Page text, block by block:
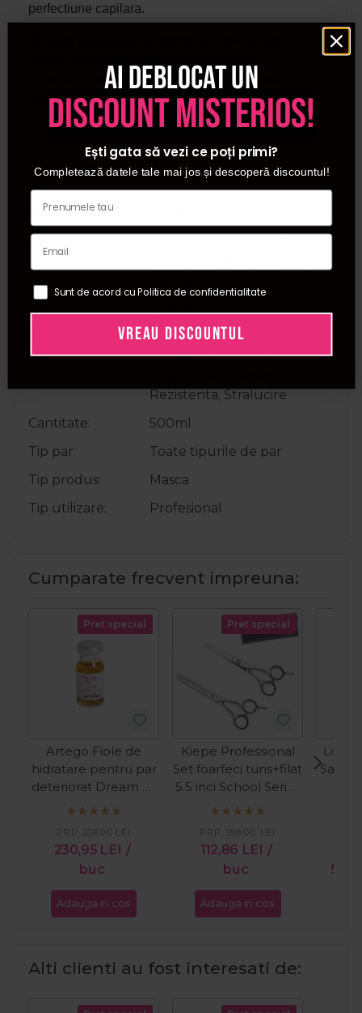
perfectiune capilara.
📜Declaratie de conformitate ProCosmetic.
✅Procosmetic este distribuitor autorizat Lakme.
Detalii
SKU
Categorii
Catifelare, Efect emolient,
Hidratare, Hranire,
Rezistenta, Stralucire
Cantitate
500ml
Tip par
Toate tipurile de par
Tip produs
Masca
Tip utilizare
Profesional
Cumparate frecvent impreuna:
Pret special
Artego Fiole de
hidratare pentru par
deteriorat Dream K-
Lotion 12 fiole
230,95 LEI /
buc
PRP: 236,00 LEI
Adauga in cos
Pret special
Kiepe Professional
Set foarfeci tuns+filat
5.5 inci School Series
Regular
112,86 LEI /
buc
PRP: 188,00 LEI
Adauga in cos
Alti clienti au fost interesati de:
Ai deblocat un
discount misterios!
Ești gata să vezi ce poți primi?
Completează datele tale mai jos și descoperă discountul!
Sunt de acord cu Politica de confidentialitate
VREAU DISCOUNTUL